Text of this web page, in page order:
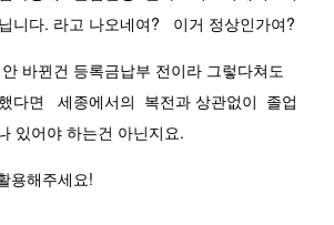
니다. 라고 나오네여? 이거 정상인가여?
바뀐건 등록금납부 전이라 그렇다쳐도
다면 세종에서의 복전과 상관없이 졸업
있어야 하는건 아닌지요.
용해주세요!